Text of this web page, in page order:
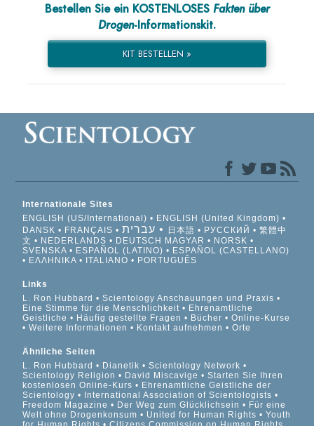
Bestellen Sie ein KOSTENLOSES Fakten über
Drogen-Informationskit.
KIT BESTELLEN »
Internationale Sites
ENGLISH (US/International)
ENGLISH (United Kingdom)
DANSK
FRANÇAIS עברית 日本語 РУССКИЙ
繁體中
文
NEDERLANDS DEUTSCH MAGYAR
NORSK
SVENSKA
ESPAÑOL (LATINO)
ESPAÑOL (CASTELLANO)
ΕΛΛΗΝΙΚA
ITALIANO PORTUGUÊS
Links
L. Ron Hubbard
Scientology Anschauungen und Praxis
Eine Stimme für die Menschlichkeit
Ehrenamtliche
Geistliche
Häufig gestellte Fragen Bücher
Online-Kurse
Weitere Informationen
Kontakt aufnehmen Orte
Ähnliche Seiten
L. Ron Hubbard
Dianetik
Scientology Network
Scientology Religion
David Miscavige
Starten Sie Ihren
kostenlosen Online-Kurs
Ehrenamtliche Geistliche der
Scientology
International Association of Scientologists
Freedom Magazine
Der Weg zum Glücklichsein
Für eine
Welt ohne Drogenkonsum
United for Human Rights
Youth